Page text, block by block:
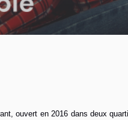
ouvert en 2016 dans deux